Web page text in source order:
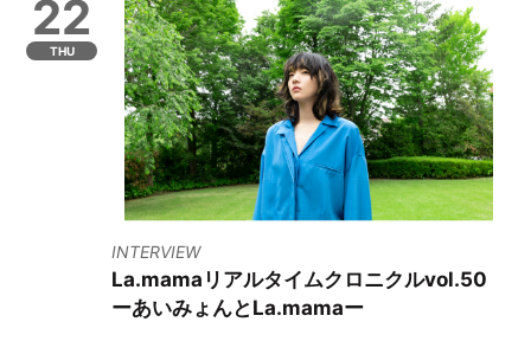
22
THU
INTERVIEW
La.mamaリアルタイムクロニクルvol.50
ーあいみょんとLa.mamaー